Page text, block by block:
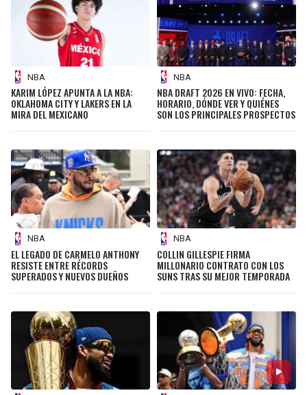
NBA
KARIM LÓPEZ APUNTA A LA NBA:
OKLAHOMA CITY Y LAKERS EN LA
MIRA DEL MEXICANO
NBA
NBA DRAFT 2026 EN VIVO: FECHA,
HORARIO, DÓNDE VER Y QUIÉNES
SON LOS PRINCIPALES PROSPECTOS
NBA
EL LEGADO DE CARMELO ANTHONY
RESISTE ENTRE RÉCORDS
SUPERADOS Y NUEVOS DUEÑOS
NBA
COLLIN GILLESPIE FIRMA
MILLONARIO CONTRATO CON LOS
SUNS TRAS SU MEJOR TEMPORADA